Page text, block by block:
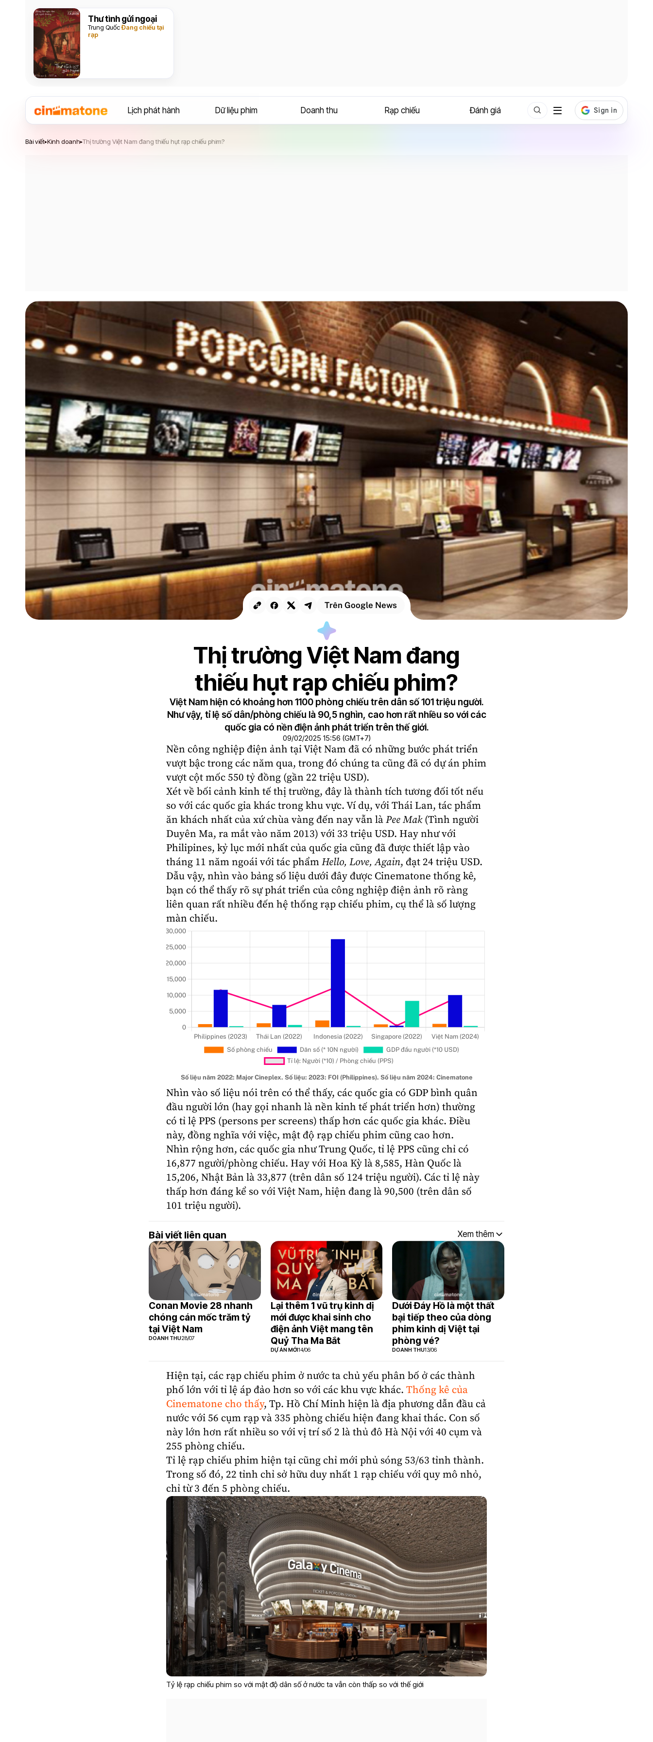
Thư tình gửi ngoại
Trung QuốcĐang chiếu tại
rạp
Lịch phát hành Dữ liệu phim Doanh thu Rạp chiếu Đánh giá
Bài viết▸Kinh doanh▸Thị trường Việt Nam đang thiếu hụt rạp chiếu phim?
Trên Google News
Thị trường Việt Nam đang
thiếu hụt rạp chiếu phim?
Việt Nam hiện có khoảng hơn 1100 phòng chiếu trên dân số 101 triệu người.
Như vậy, tỉ lệ số dân/phòng chiếu là 90,5 nghìn, cao hơn rất nhiều so với các
quốc gia có nền điện ảnh phát triển trên thế giới.
09/02/2025 15:56 (GMT+7)
Nền công nghiệp điện ảnh tạiViệt Nam đã có những bước phát triển
vượt bậc trong các năm qua, trong đó chúng ta cũng đã có dự án phim
vượt cột mốc 550 tỷ đồng (gần 22 triệu USD).
Xét về bối cảnh kinh tế thị trường, đây là thành tích tương đối tốt nếu
so với các quốc gia khác trong khu vực. Ví dụ, với Thái Lan, tác phẩm
ăn khách nhất của xứ chùa vàng đến nay vẫn làPee Mak(Tình người
Duyên Ma, ra mắt vào năm 2013) với 33 triệu USD. Hay như với
Philipines, kỷ lục mới nhất của quốc gia cũng đã được thiết lập vào
tháng 11 năm ngoái với tác phẩmHello, Love, Again, đạt 24 triệu USD.
Dẫu vậy, nhìn vào bảng số liệu dưới đây được Cinematone thống kê,
bạn có thể thấy rõ sự phát triển của công nghiệp điện ảnh rõ ràng
liên quan rất nhiều đến hệ thống rạp chiếu phim, cụ thể là số lượng
màn chiếu.
Nhìn vào số liệu nói trên có thể thấy, các quốc gia có GDP bình quân
đầu người lớn (hay gọi nhanh là nền kinh tế phát triển hơn) thường
có tỉ lệ PPS (persons per screens) thấp hơn các quốc gia khác. Điều
này, đồng nghĩa với việc, mật độ rạp chiếu phim cũng cao hơn.
Nhìn rộng hơn, các quốc gia như Trung Quốc, tỉ lệ PPS cũng chỉ có
16,877 người/phòng chiếu. Hay với Hoa Kỳ là 8,585, Hàn Quốc là
15,206, Nhật Bản là 33,877 (trên dân số 124 triệu người). Các tỉ lệ này
thấp hơn đáng kể so với Việt Nam, hiện đang là 90,500 (trên dân số
101 triệu người).
Bài viết liên quan Xem thêm
Conan Movie 28 nhanh
chóng cán mốc trăm tỷ
tại Việt Nam
DOANH THU28/07
Lại thêm 1 vũ trụ kinh dị
mới được khai sinh cho
điện ảnh Việt mang tên
Quỷ Tha Ma Bắt
DỰ ÁN MỚI14/06
Dưới Đáy Hồ là một thất
bại tiếp theo của dòng
phim kinh dị Việt tại
phòng vé?
DOANH THU13/06
Hiện tại, cácrạp chiếu phim ở nước ta chủ yếu phân bố ở các thành
phố lớn với tỉ lệ áp đảo hơn so với các khu vực khác. Thống kê của
Cinematone cho thấy, Tp. Hồ Chí Minh hiện là địa phương dẫn đầu cả
nước với 56 cụm rạp và 335 phòng chiếu hiện đang khai thác. Con số
này lớn hơn rất nhiều so với vị trí số 2 là thủ đô Hà Nội với 40 cụm và
255 phòng chiếu.
Tỉ lệ rạp chiếu phim hiện tại cũng chỉ mới phủ sóng 53/63 tỉnh thành.
Trong số đó, 22 tỉnh chỉ sở hữu duy nhất 1 rạp chiếu với quy mô nhỏ,
chỉ từ 3 đến 5 phòng chiếu.
Tỷ lệ rạp chiếu phim so với mật độ dân số ở nước ta vẫn còn thấp so với thế giới